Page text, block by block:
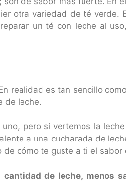
otra variedad de té verde.
un té con leche al
realidad es tan sencillo
de leche.
pero si vertemos la
a una cucharada de
cómo te guste a ti el sabor
cantidad de leche, menos